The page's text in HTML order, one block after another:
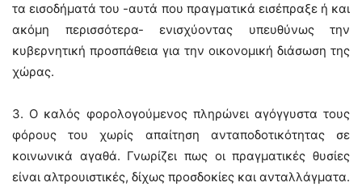
τα εισοδήματά του -αυτά που πραγματικά εισέπραξε ή και
ακόμη περισσότερα- ενισχύοντας υπευθύνως την
κυβερνητική προσπάθεια για την οικονομική διάσωση της
χώρας.
3. Ο καλός φορολογούμενος πληρώνει αγόγγυστα τους
φόρους του χωρίς απαίτηση ανταποδοτικότητας σε
κοινωνικά αγαθά. Γνωρίζει πως οι πραγματικές θυσίες
είναι αλτρουιστικές, δίχως προσδοκίες και ανταλλάγματα.